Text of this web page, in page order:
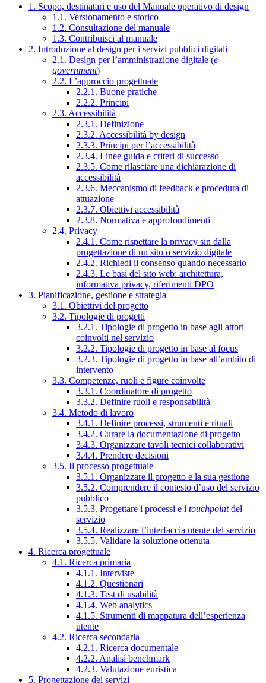
1. Scopo, destinatari e uso del Manuale operativo di design
1.1. Versionamento e storico
1.2. Consultazione del manuale
1.3. Contribuisci al manuale
2. Introduzione al design per i servizi pubblici digitali
2.1. Design per l’amministrazione digitale (e-
government)
2.2. L’approccio progettuale
2.2.1. Buone pratiche
2.2.2. Principi
2.3. Accessibilità
2.3.1. Definizione
2.3.2. Accessibilità by design
2.3.3. Principi per l’accessibilità
2.3.4. Linee guida e criteri di successo
2.3.5. Come rilasciare una dichiarazione di
accessibilità
2.3.6. Meccanismo di feedback e procedura di
attuazione
2.3.7. Obiettivi accessibilità
2.3.8. Normativa e approfondimenti
2.4. Privacy
2.4.1. Come rispettare la privacy sin dalla
progettazione di un sito o servizio digitale
2.4.2. Richiedi il consenso quando necessario
2.4.3. Le basi del sito web: architettura,
informativa privacy, riferimenti DPO
3. Pianificazione, gestione e strategia
3.1. Obiettivi del progetto
3.2. Tipologie di progetti
3.2.1. Tipologie di progetto in base agli attori
coinvolti nel servizio
3.2.2. Tipologie di progetto in base al focus
3.2.3. Tipologie di progetto in base all’ambito di
intervento
3.3. Competenze, ruoli e figure coinvolte
3.3.1. Coordinatore di progetto
3.3.2. Definire ruoli e responsabilità
3.4. Metodo di lavoro
3.4.1. Definire processi, strumenti e rituali
3.4.2. Curare la documentazione di progetto
3.4.3. Organizzare tavoli tecnici collaborativi
3.4.4. Prendere decisioni
3.5. Il processo progettuale
3.5.1. Organizzare il progetto e la sua gestione
3.5.2. Comprendere il contesto d’uso del servizio
pubblico
3.5.3. Progettare i processi e i touchpointdel
servizio
3.5.4. Realizzare l’interfaccia utente del servizio
3.5.5. Validare la soluzione ottenuta
4. Ricerca progettuale
4.1. Ricerca primaria
4.1.1. Interviste
4.1.2. Questionari
4.1.3. Test di usabilità
4.1.4. Web analytics
4.1.5. Strumenti di mappatura dell’esperienza
utente
4.2. Ricerca secondaria
4.2.1. Ricerca documentale
4.2.2. Analisi benchmark
4.2.3. Valutazione euristica
5. Progettazione dei servizi